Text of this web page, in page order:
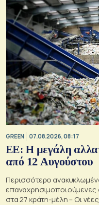
GREEN 07.08.2026, 08:17
ΕΕ: Η μεγάλη
από 12 Αυγούστου
Περισσότερο
επαναχρησιμοποιούμενες
στα 27 κράτη-μέλη – Οι